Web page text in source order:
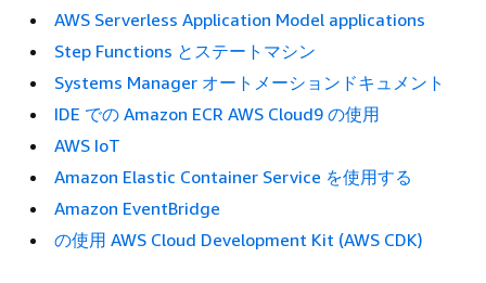
AWS Serverless Application Model applications
Step Functions とステートマシン
Systems Manager オートメーションドキュメント
IDE での Amazon ECR AWS Cloud9 の使用
AWS IoT
Amazon Elastic Container Service を使用する
Amazon EventBridge
の使用 AWS Cloud Development Kit (AWS CDK)